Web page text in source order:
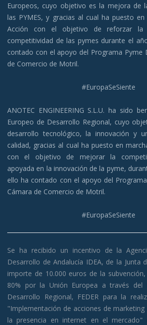
Europeos, cuyo objetivo es la mejora de
las PYMES, y gracias al cual ha puesto
Acción con el objetivo de reforzar la
competitividad de las pymes durante el
contado con el apoyo del Programa Pyme
de Comercio de Motril.
#EuropaSeSiente
ANOTEC ENGINEERING S.L.U. ha sido
Europeo de Desarrollo Regional, cuyo
desarrollo tecnológico, la innovación y
calidad, gracias al cual ha puesto en
con el objetivo de mejorar la
apoyada en la innovación de la pyme,
ello ha contado con el apoyo del
Cámara de Comercio de Motril.
#EuropaSeSiente
Se ha recibido un incentivo de la
Desarrollo de Andalucía IDEA, de la Junta
importe de 10.000 euros de la
80% por la Unión Europea a través del
Desarrollo Regional, FEDER para la
"Implementación de acciones de
la presencia en internet en el